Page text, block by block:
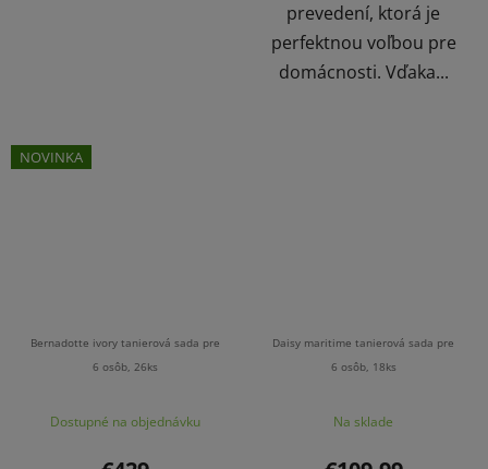
prevedení, ktorá je
perfektnou voľbou pre
domácnosti. Vďaka...
NOVINKA
Bernadotte ivory tanierová sada pre
6 osôb, 26ks
Dostupné na objednávku
Daisy maritime tanierová sada pre
6 osôb, 18ks
Na sklade